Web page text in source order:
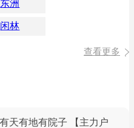
东洲
闲林
查看更多
天有地有院子 【主力户